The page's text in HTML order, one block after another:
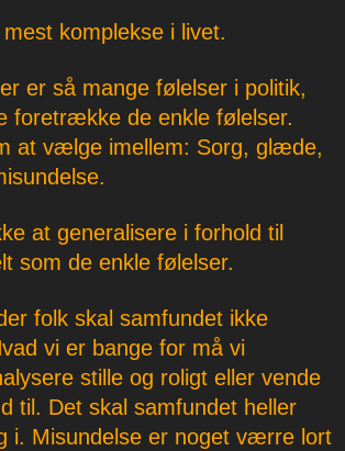
komplekse i livet.
er så mange følelser i politik,
foretrække de enkle følelser.
at vælge imellem: Sorg, glæde,
at generalisere i forhold til
som de enkle følelser.
folk skal samfundet ikke
vi er bange for må vi
stille og roligt eller vende
til. Det skal samfundet heller
i. Misundelse er noget værre lort